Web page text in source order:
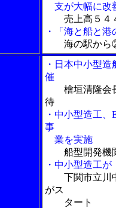
支が大幅に改
売上高５４
・「海と船と
海の駅か
・日本中小型
催
檜垣清隆会
待
・中小型造工
事
業を実施
船型開発機
・中小型造工
下関市立川
がス
タート